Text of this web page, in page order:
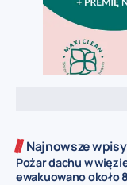
Najnowsze wpisy
Pożar dachu w
ewakuowano około